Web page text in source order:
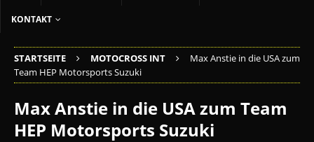
KONTAKT
STARTSEITE MOTOCROSS INT
Max Anstie in die USA zum
Team HEP Motorsports Suzuki
Max Anstie in die USA zum Team
HEP Motorsports Suzuki